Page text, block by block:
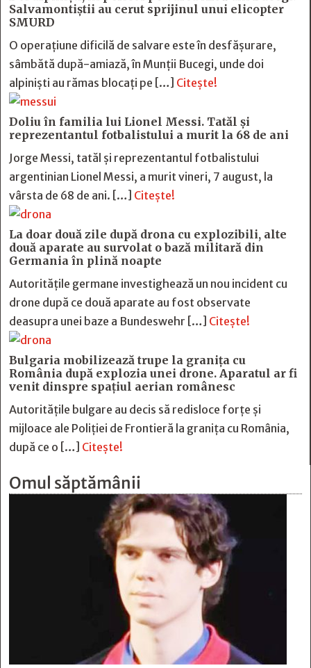
Salvamontiștii au cerut sprijinul unui elicopter
SMURD
O operațiune dificilă de salvare este în desfășurare,
sâmbătă după-amiază, în Munții Bucegi, unde doi
alpiniști au rămas blocați pe […] Citește!
Doliu în familia lui Lionel Messi. Tatăl și
reprezentantul fotbalistului a murit la 68 de ani
Jorge Messi, tatăl și reprezentantul fotbalistului
argentinian Lionel Messi, a murit vineri, 7 august, la
vârsta de 68 de ani. […] Citește!
La doar două zile după drona cu explozibili, alte
două aparate au survolat o bază militară din
Germania în plină noapte
Autoritățile germane investighează un nou incident cu
drone după ce două aparate au fost observate
deasupra unei baze a Bundeswehr […] Citește!
Bulgaria mobilizează trupe la granița cu
România după explozia unei drone. Aparatul ar fi
venit dinspre spațiul aerian românesc
Autoritățile bulgare au decis să redisloce forțe și
mijloace ale Poliției de Frontieră la granița cu România,
după ce o […] Citește!
Omul săptămânii